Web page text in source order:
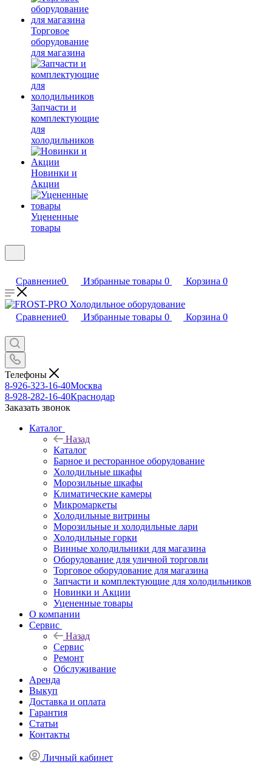
Торговое
оборудование
для магазина
Запчасти и
комплектующие
для
холодильников
Новинки и
Акции
Уцененные
товары
Сравнение0 Избранные товары 0 Корзина 0
Сравнение0 Избранные товары 0 Корзина 0
Телефоны
8-926-323-16-40Москва
8-928-282-16-40Краснодар
Заказать звонок
Каталог
Назад
Каталог
Барное и ресторанное оборудование
Холодильные шкафы
Морозильные шкафы
Климатические камеры
Микромаркеты
Холодильные витрины
Морозильные и холодильные лари
Холодильные горки
Винные холодильники для магазина
Оборудование для уличной торговли
Торговое оборудование для магазина
Запчасти и комплектующие для холодильников
Новинки и Акции
Уцененные товары
О компании
Сервис
Назад
Сервис
Ремонт
Обслуживание
Аренда
Выкуп
Доставка и оплата
Гарантия
Статьи
Контакты
Личный кабинет